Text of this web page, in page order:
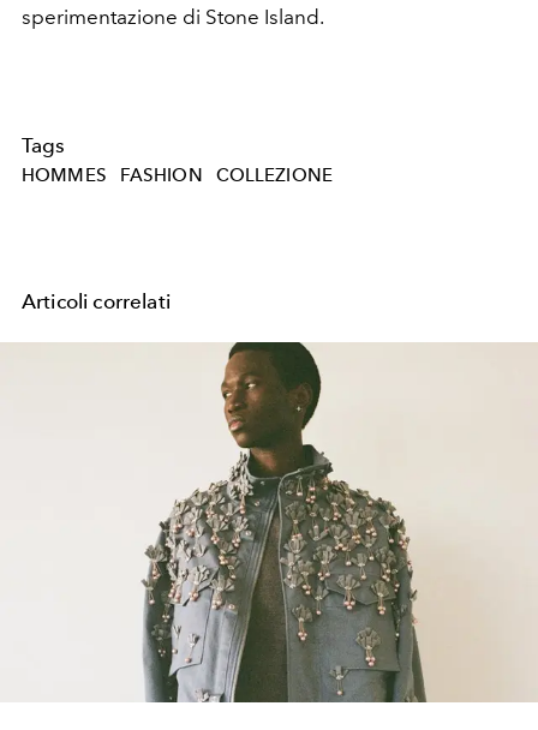
sperimentazione di Stone Island.
Tags
HOMMES FASHION COLLEZIONE
Articoli correlati